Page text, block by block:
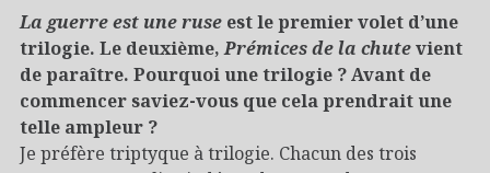
La guerre est une ruse est le premier volet d’une
trilogie. Le deuxième,Prémices de la chutevient
de paraître. Pourquoi une trilogie ? Avant de
commencer saviez-vous que cela prendrait une
telle ampleur ?
Je préfère triptyque à trilogie. Chacun des trois